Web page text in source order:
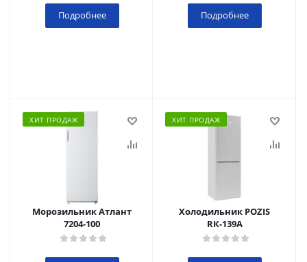
Подробнее Подробнее
ХИТ ПРОДАЖ
Морозильник Атлант
7204-100
ХИТ ПРОДАЖ
Холодильник POZIS
RК-139А